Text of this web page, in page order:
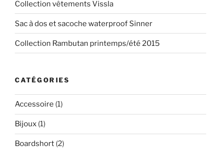
Collection vêtements Vissla
Sac à dos et sacoche waterproof Sinner
Collection Rambutan printemps/été 2015
CATÉGORIES
Accessoire (1)
Bijoux (1)
Boardshort (2)